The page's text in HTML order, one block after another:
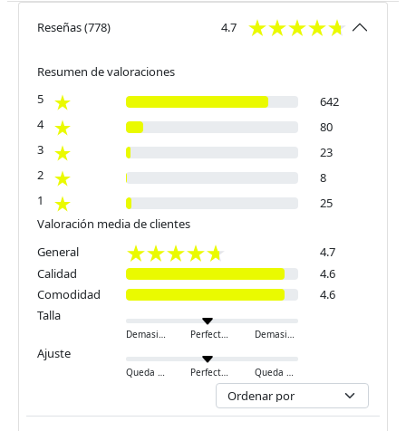
Reseñas(778) 4.7
Resumen de valoraciones
5
642
4
80
3
23
2
8
1
25
Valoración media de clientes
General
4.7
Calidad
4.6
Comodidad
4.6
Talla
Demasiado pequeño Perfecto Demasiado grande
Ajuste
Queda ajustado Perfecto Queda holgado